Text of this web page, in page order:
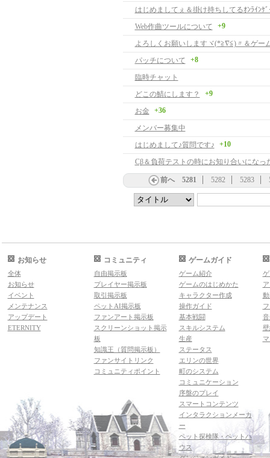
はじめましてぇ＆掛け持ちしてるｵﾝﾗｲﾝｹﾞ
Web作曲ツールについて
+9
パッチについて +8
臨時チャット
どこの鯖にします？
+9
お金 +36
メンバー募集中
はじめまして♪質問です♪
+10
前へ 5281 5282 5283
お知らせ
全体
お知らせ
イベント
メンテナンス
アップデート
ETERNITY
コミュニティ
自由掲示板
プレイヤー掲示板
取引掲示板
ペットAI掲示板
ファンアート掲示板
スクリーンショット掲示
板
知識王（質問掲示板）
ファンサイトリンク
コミュニティポイント
ゲームガイド
ゲーム紹介
ゲームのはじめかた
キャラクター作成
操作ガイド
基本戦闘
スキルシステム
生産
ステータス
エリンの世界
町のシステム
コミュニケーション
序盤のプレイ
スマートコンテンツ
インタラクションメーカ
ー
ペット探検隊・ペットハ
ウス